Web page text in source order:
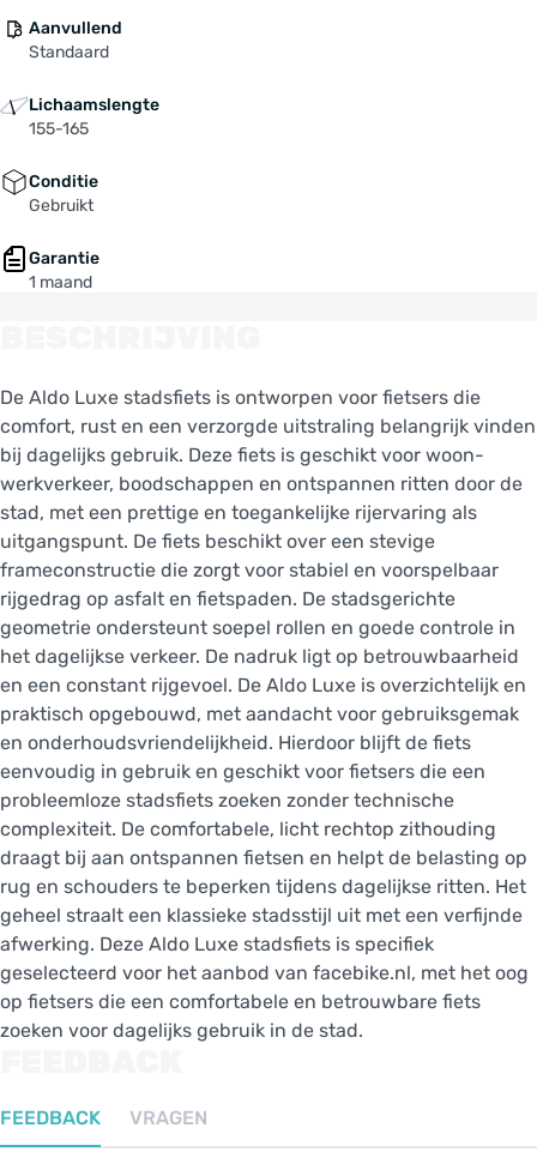
Aanvullend
Standaard
Lichaamslengte
155-165
Conditie
Gebruikt
Garantie
1 maand
De Aldo Luxe stadsfiets is ontworpen voor fietsers die
comfort, rust en een verzorgde uitstraling belangrijk vinden
bij dagelijks gebruik. Deze fiets is geschikt voor woon-
werkverkeer, boodschappen en ontspannen ritten door de
stad, met een prettige en toegankelijke rijervaring als
uitgangspunt. De fiets beschikt over een stevige
frameconstructie die zorgt voor stabiel en voorspelbaar
rijgedrag op asfalt en fietspaden. De stadsgerichte
geometrie ondersteunt soepel rollen en goede controle in
het dagelijkse verkeer. De nadruk ligt op betrouwbaarheid
en een constant rijgevoel. De Aldo Luxe is overzichtelijk en
praktisch opgebouwd, met aandacht voor gebruiksgemak
en onderhoudsvriendelijkheid. Hierdoor blijft de fiets
eenvoudig in gebruik en geschikt voor fietsers die een
probleemloze stadsfiets zoeken zonder technische
complexiteit. De comfortabele, licht rechtop zithouding
draagt bij aan ontspannen fietsen en helpt de belasting op
rug en schouders te beperken tijdens dagelijkse ritten. Het
geheel straalt een klassieke stadsstijl uit met een verfijnde
afwerking. Deze Aldo Luxe stadsfiets is specifiek
geselecteerd voor het aanbod van facebike.nl, met het oog
op fietsers die een comfortabele en betrouwbare fiets
zoeken voor dagelijks gebruik in de stad.
FEEDBACK VRAGEN